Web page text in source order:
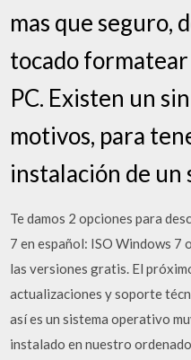
mas que seguro,
tocado
PC. Existen un
motivos, para
instalación de un
Te damos 2 opciones para
7 en español: ISO Windows
las versiones gratis. El
actualizaciones y soporte
así es un sistema operativo
instalado en nuestro